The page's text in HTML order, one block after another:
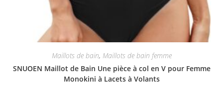
Maillots de bain, Maillots de bain femme
SNUOEN Maillot de Bain Une pièce à col en V pour Femme
Monokini à Lacets à Volants